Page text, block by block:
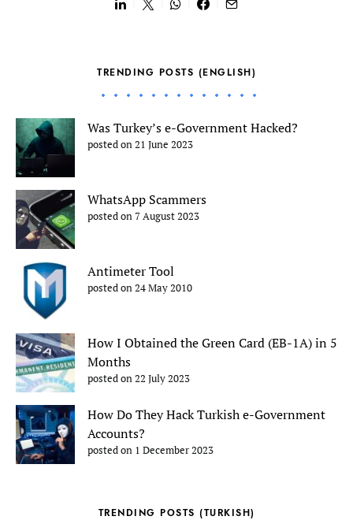
TRENDING POSTS (ENGLISH)
Was Turkey’s e-Government Hacked?
posted on 21 June 2023
WhatsApp Scammers
posted on 7 August 2023
Antimeter Tool
posted on 24 May 2010
How I Obtained the Green Card (EB-1A) in 5
Months
posted on 22 July 2023
How Do They Hack Turkish e-Government
Accounts?
posted on 1 December 2023
TRENDING POSTS (TURKISH)